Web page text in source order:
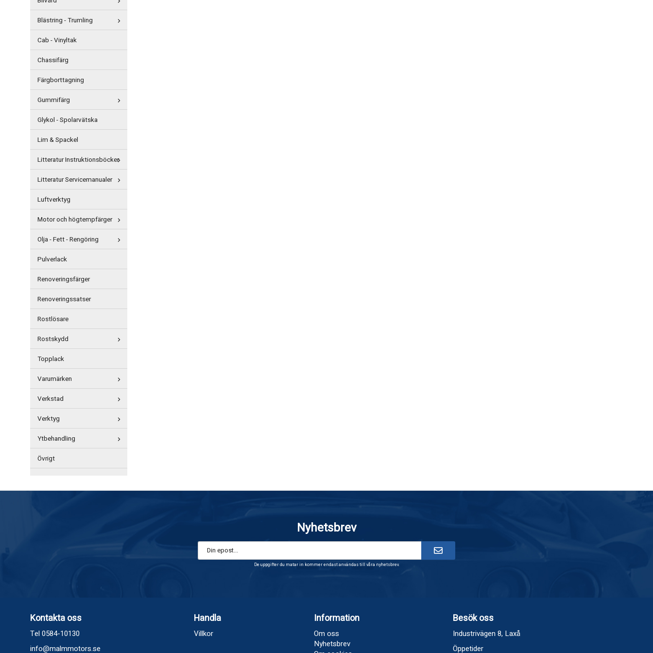
Blästring - Trumling
Cab - Vinyltak
Chassifärg
Färgborttagning
Gummifärg
Glykol - Spolarvätska
Lim & Spackel
Litteratur Instruktionsböcker
Litteratur Servicemanualer
Luftverktyg
Motor och högtempfärger
Olja - Fett - Rengöring
Pulverlack
Renoveringsfärger
Renoveringssatser
Rostlösare
Rostskydd
Topplack
Varumärken
Verkstad
Verktyg
Ytbehandling
Övrigt
Nyhetsbrev
De uppgifter du matar in kommer endast användas till våra nyhetsbrev.
Kontakta oss
Tel 0584-10130
info@malmmotors.se
Handla
Villkor
Information
Om oss
Nyhetsbrev
Besök oss
Industrivägen 8, Laxå
Öppetider